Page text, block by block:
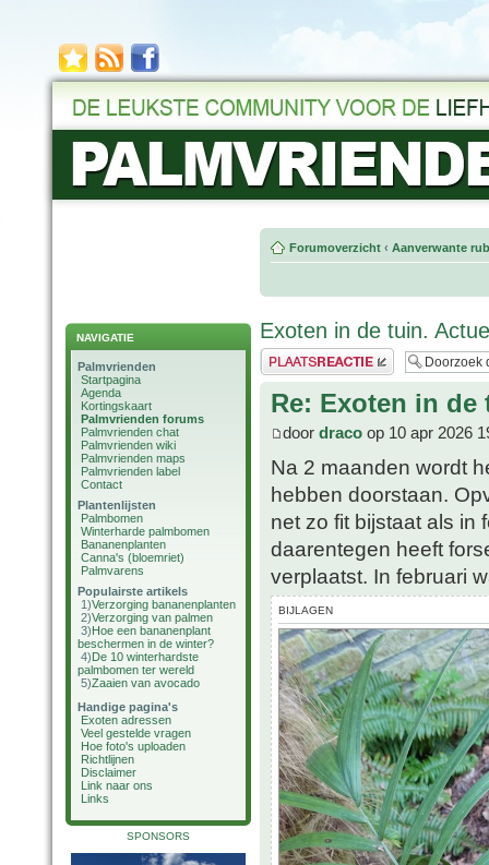
NAVIGATIE
Palmvrienden
Startpagina
Agenda
Kortingskaart
Palmvrienden forums
Palmvrienden chat
Palmvrienden wiki
Palmvrienden maps
Palmvrienden label
Contact
Plantenlijsten
Palmbomen
Winterharde palmbomen
Bananenplanten
Canna's (bloemriet)
Palmvarens
Populairste artikels
1)Verzorging bananenplanten
2)Verzorging van palmen
3)Hoe een bananenplant
beschermen in de winter?
4)De 10 winterhardste
palmbomen ter wereld
5)Zaaien van avocado
Handige pagina's
Exoten adressen
Veel gestelde vragen
Hoe foto's uploaden
Richtlijnen
Disclaimer
Link naar ons
Links
SPONSORS
Forumoverzicht ‹ Aanverwante
Exoten in de tuin.
Plaats een reactie
Re: Exoten in de
door draco op 10 apr 2026
Na 2 maanden wordt
hebben doorstaan.
net zo fit bijstaat als in
daarentegen heeft
verplaatst. In februari
BIJLAGEN